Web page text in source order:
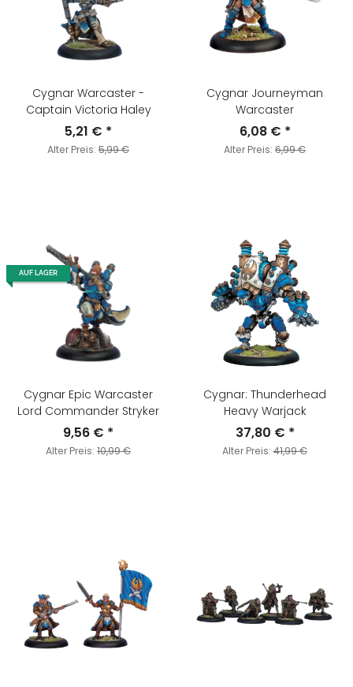
Cygnar Warcaster -
Captain Victoria Haley
5,21 € *
Alter Preis: 5,99 €
Cygnar Journeyman
Warcaster
6,08 € *
Alter Preis: 6,99 €
AUF LAGER
Cygnar Epic Warcaster
Lord Commander Stryker
9,56 € *
Alter Preis: 10,99 €
Cygnar: Thunderhead
Heavy Warjack
37,80 € *
Alter Preis: 41,99 €